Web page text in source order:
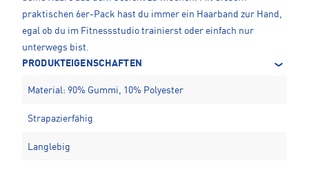
praktischen 6er-Pack hast du immer ein Haarband zur Hand,
egal ob du im Fitnessstudio trainierst oder einfach nur
unterwegs bist.
PRODUKTEIGENSCHAFTEN
Material: 90% Gummi, 10% Polyester
Strapazierfähig
Langlebig